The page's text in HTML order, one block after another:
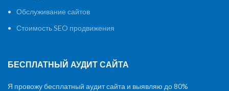
Обслуживание сайтов
Стоимость SEO продвижения
БЕСПЛАТНЫЙ АУДИТ САЙТА
Я провожу бесплатный аудит сайта и выявляю до 80%